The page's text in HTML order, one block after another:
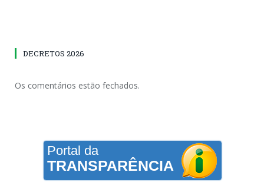
DECRETOS 2026
Os comentários estão fechados.
Portal da
TRANSPARÊNCIA